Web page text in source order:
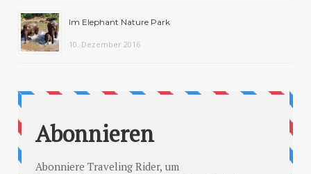
Im Elephant Nature Park
10. Dezember 2016